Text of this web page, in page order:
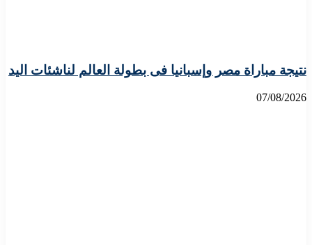
نتيجة مباراة مصر وإسبانيا فى بطولة العالم لناشئات اليد
07/08/2026